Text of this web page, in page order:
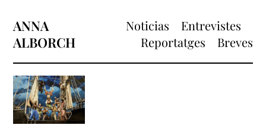
ANNA
ALBORCH
Noticias
Entrevistes
Reportatges
Breves